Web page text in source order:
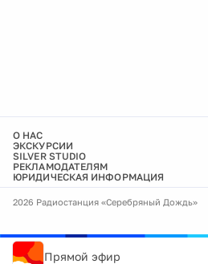
О НАС
ЭКСКУРСИИ
SILVER STUDIO
РЕКЛАМОДАТЕЛЯМ
ЮРИДИЧЕСКАЯ ИНФОРМАЦИЯ
2026 Радиостанция «Серебряный Дождь»
Прямой эфир